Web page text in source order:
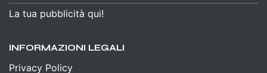
La tua pubblicità qui!
INFORMAZIONI LEGALI
Privacy Policy